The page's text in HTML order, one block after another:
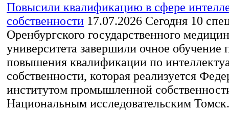
Повысили квалификацию в сфере
собственности 17.07.2026 Сегодня 10
Оренбургского государственного
университета завершили очное обучение
повышения квалификации по
собственности, которая реализуется
институтом промышленной
Национальным исследовательским